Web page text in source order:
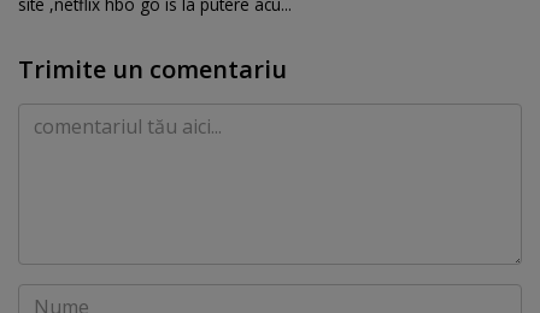
Trimite un comentariu
Comentariu
Nume